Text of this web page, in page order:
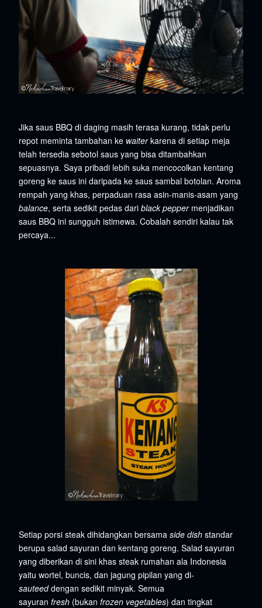
Jika saus BBQ di daging masih terasa kurang, tidak perlu
repot meminta tambahan ke waiterkarena di setiap meja
telah tersedia sebotol saus yang bisa ditambahkan
sepuasnya. Saya pribadi lebih suka mencocolkan kentang
goreng ke saus ini daripada ke saus sambal botolan. Aroma
rempah yang khas, perpaduan rasa asin-manis-asam yang
balance, serta sedikit pedas dari black peppermenjadikan
saus BBQ ini sungguh istimewa. Cobalah sendiri kalau tak
percaya...
Setiap porsi steak dihidangkan bersama side dish standar
berupa salad sayuran dan kentang goreng. Salad sayuran
yang diberikan di sini khas steak rumahan ala Indonesia
yaitu wortel, buncis, dan jagung pipilan yang di-
sauteeddengan sedikit minyak. Semua
sayuran fresh (bukan frozen vegetables) dan tingkat